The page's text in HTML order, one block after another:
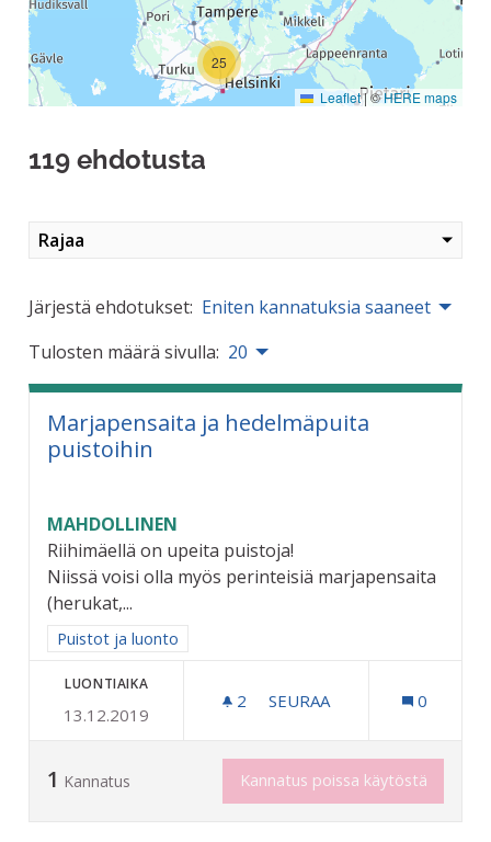
25
Leaflet|©HERE maps
119 ehdotusta
Rajaa
Järjestä ehdotukset: Eniten kannatuksia saaneet
Tulosten määrä sivulla: 20
Marjapensaita ja hedelmäpuita
puistoihin
MAHDOLLINEN
Riihimäellä on upeita puistoja!
Niissä voisi olla myös perinteisiä marjapensaita
(herukat,...
Rajaa tulokset aihepiirin mukaan: Puistot ja luonto
Puistot ja luonto
LUONTIAIKA
13.12.2019
2 2 SEURAAJAA
SEURAA 0
1 Kannatus Kannatus poissa käytöstä